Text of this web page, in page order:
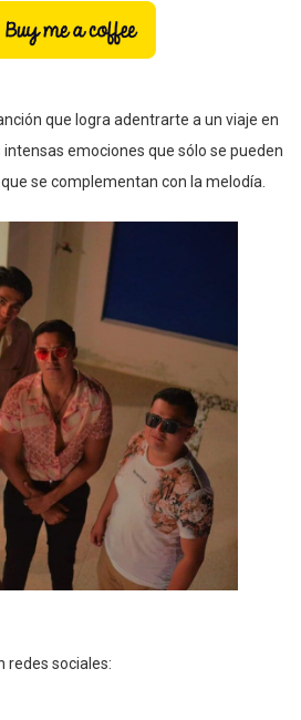
que logra adentrarte a un viaje en
emociones que sólo se pueden
se complementan con la melodía.
redes sociales: